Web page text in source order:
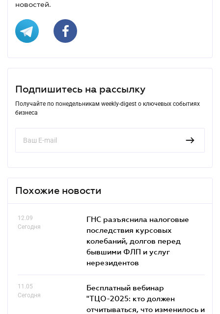
новостей.
Подпишитесь на рассылку
Получайте по понедельникам weekly-digest о ключевых событиях
бизнеса
Похожие новости
12.09
Сегодня
ГНС разъяснила налоговые
последствия курсовых
колебаний, долгов перед
бывшими ФЛП и услуг
нерезидентов
11.05
Сегодня
Бесплатный вебинар
"ТЦО-2025: кто должен
отчитываться, что изменилось и